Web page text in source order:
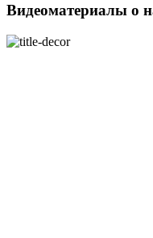
Видеоматериалы о